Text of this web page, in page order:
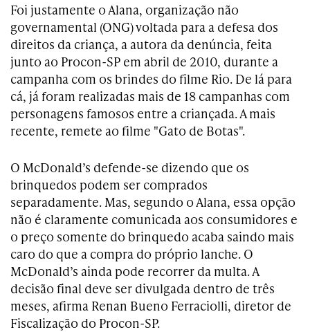
Foi justamente o Alana, organização não
governamental (ONG) voltada para a defesa dos
direitos da criança, a autora da denúncia, feita
junto ao Procon-SP em abril de 2010, durante a
campanha com os brindes do filme Rio. De lá para
cá, já foram realizadas mais de 18 campanhas com
personagens famosos entre a criançada. A mais
recente, remete ao filme "Gato de Botas".
O McDonald’s defende-se dizendo que os
brinquedos podem ser comprados
separadamente. Mas, segundo o Alana, essa opção
não é claramente comunicada aos consumidores e
o preço somente do brinquedo acaba saindo mais
caro do que a compra do próprio lanche. O
McDonald’s ainda pode recorrer da multa. A
decisão final deve ser divulgada dentro de três
meses, afirma Renan Bueno Ferraciolli, diretor de
Fiscalização do Procon-SP.